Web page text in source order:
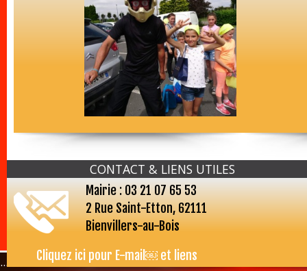
CONTACT & LIENS UTILES
Mairie : 03 21 07 65 53
2 Rue Saint-Etton, 62111
Bienvillers-au-Bois
Cliquez ici pour E-mail￼ et liens
...